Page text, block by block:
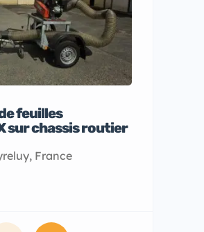
feuilles
sur chassis routier
France